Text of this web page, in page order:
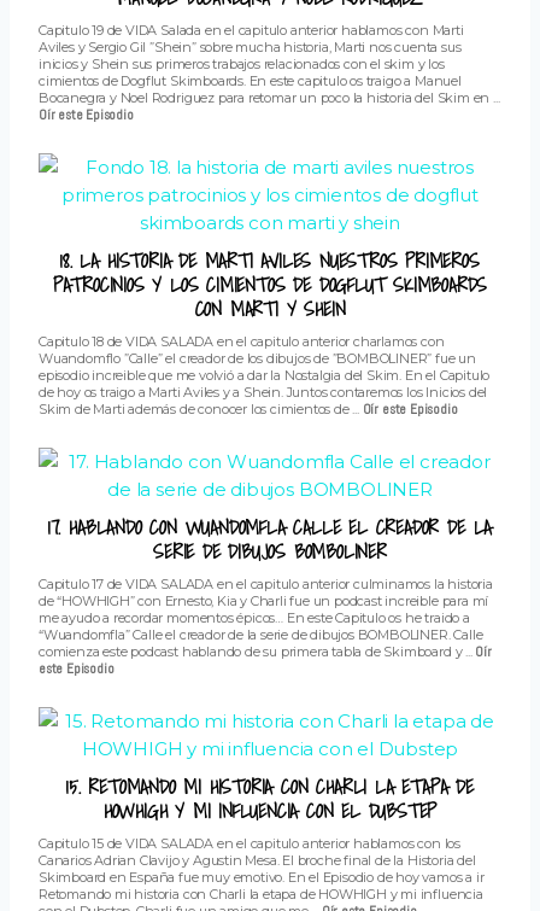
Capitulo 19 de VIDA Salada en el capitulo anterior hablamos con Marti
Aviles y Sergio Gil ”Shein” sobre mucha historia, Marti nos cuenta sus
inicios y Shein sus primeros trabajos relacionados con el skim y los
cimientos de Dogflut Skimboards. En este capitulo os traigo a Manuel
Bocanegra y Noel Rodriguez para retomar un poco la historia del Skim en ...
Oír este Episodio
18. LA HISTORIA DE MARTI AVILES NUESTROS PRIMEROS
PATROCINIOS Y LOS CIMIENTOS DE DOGFLUT SKIMBOARDS
CON MARTI Y SHEIN
Capitulo 18 de VIDA SALADA en el capitulo anterior charlamos con
Wuandomflo ”Calle” el creador de los dibujos de ”BOMBOLINER” fue un
episodio increible que me volvió a dar la Nostalgia del Skim. En el Capitulo
de hoy os traigo a Marti Aviles y a Shein. Juntos contaremos los Inicios del
Skim de Marti además de conocer los cimientos de ... Oír este Episodio
17. HABLANDO CON WUANDOMFLA CALLE EL CREADOR DE LA
SERIE DE DIBUJOS BOMBOLINER
Capitulo 17 de VIDA SALADA en el capitulo anterior culminamos la historia
de “HOWHIGH” con Ernesto, Kia y Charli fue un podcast increible para mí
me ayudo a recordar momentos épicos… En este Capitulo os he traido a
“Wuandomfla” Calle el creador de la serie de dibujos BOMBOLINER. Calle
comienza este podcast hablando de su primera tabla de Skimboard y ... Oír
este Episodio
15. RETOMANDO MI HISTORIA CON CHARLI LA ETAPA DE
HOWHIGH Y MI INFLUENCIA CON EL DUBSTEP
Capitulo 15 de VIDA SALADA en el capitulo anterior hablamos con los
Canarios Adrian Clavijo y Agustin Mesa. El broche final de la Historia del
Skimboard en España fue muy emotivo. En el Episodio de hoy vamos a ir
Retomando mi historia con Charli la etapa de HOWHIGH y mi influencia